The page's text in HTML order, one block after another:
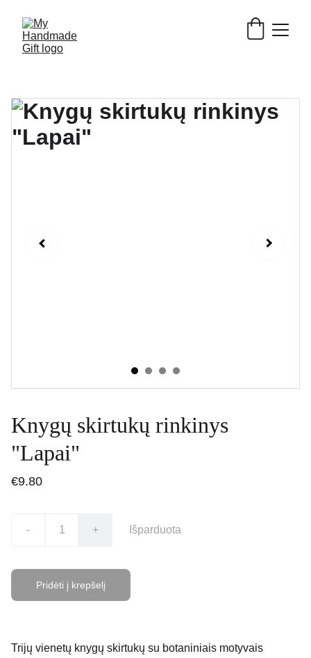
Knygų skirtukų rinkinys
"Lapai"
€9.80
- + Išparduota
Pridėti į krepšelį
Trijų vienetų knygų skirtukų su botaniniais motyvais